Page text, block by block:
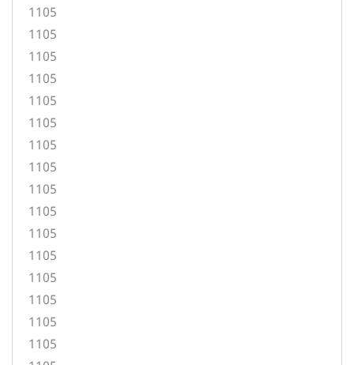
1105
1105
1105
1105
1105
1105
1105
1105
1105
1105
1105
1105
1105
1105
1105
1105